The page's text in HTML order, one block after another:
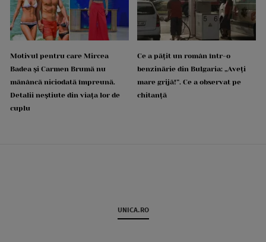
Motivul pentru care Mircea
Badea și Carmen Brumă nu
mănâncă niciodată împreună.
Detalii neștiute din viața lor de
cuplu
Ce a pățit un român într-o
benzinărie din Bulgaria: „Aveți
mare grijă!”. Ce a observat pe
chitanță
UNICA.RO